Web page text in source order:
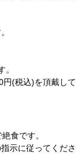
。
円(税込)を頂戴して
食です。
示に従ってくださ